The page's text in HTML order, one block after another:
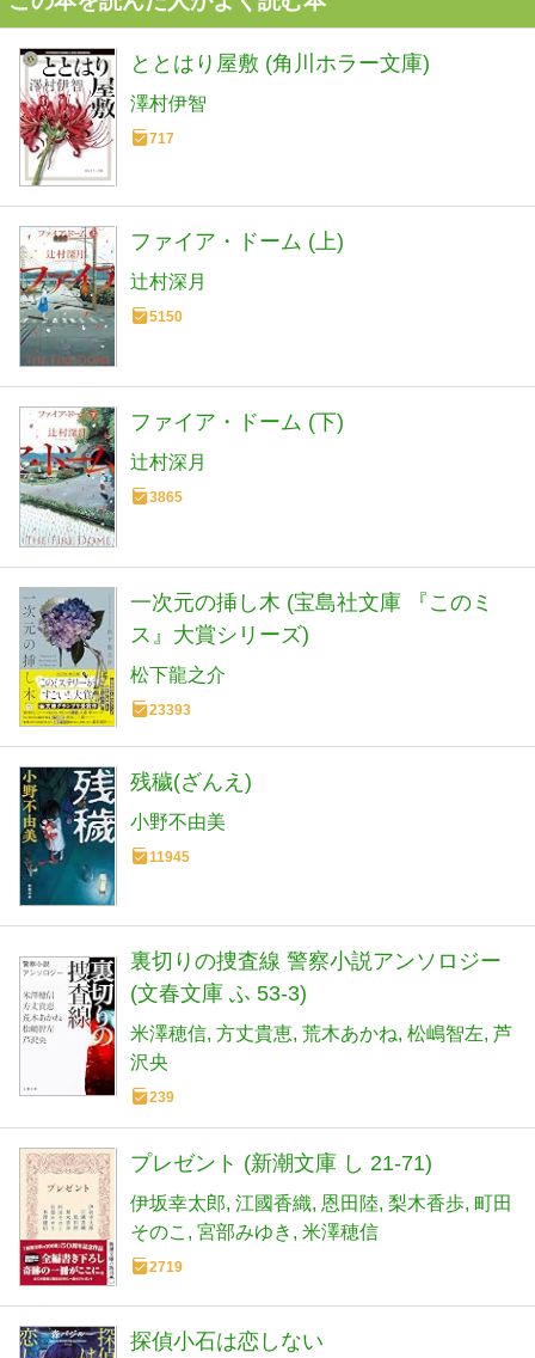
ととはり屋敷 (角川ホラー文庫)
澤村伊智
717
ファイア・ドーム (上)
辻村深月
5150
ファイア・ドーム (下)
辻村深月
3865
一次元の挿し木 (宝島社文庫 『このミ
ス』大賞シリーズ)
松下龍之介
23393
残穢(ざんえ)
小野不由美
11945
裏切りの捜査線 警察小説アンソロジー
(文春文庫 ふ 53-3)
米澤穂信 方丈貴恵 荒木あかね 松嶋智左 芦
沢央
239
プレゼント (新潮文庫 し 21-71)
伊坂幸太郎 江國香織 恩田陸 梨木香歩 町田
そのこ
宮部みゆき 米澤穂信
2719
探偵小石は恋しない